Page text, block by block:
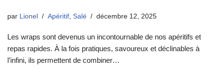
par Lionel Apéritif, Salé décembre 12, 2025
Les wraps sont devenus un incontournable de nos apéritifs et
repas rapides. À la fois pratiques, savoureux et déclinables à
l’infini, ils permettent de combiner…